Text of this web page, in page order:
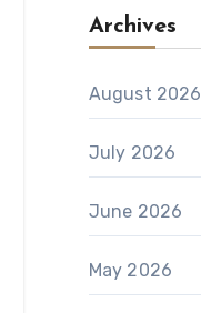
Archives
August 2026
July 2026
June 2026
May 2026